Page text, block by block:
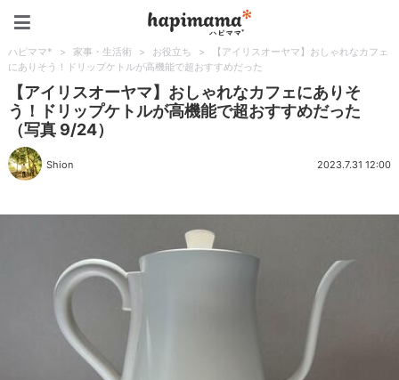
ハピママ* > 家事・生活術 > お役立ち >
【アイリスオーヤマ】おしゃれなカフェ
にありそう！ドリップケトルが高機能で超おすすめだった
【アイリスオーヤマ】おしゃれなカフェにありそ
う！ドリップケトルが高機能で超おすすめだった
（写真 9/24）
Shion 2023.7.31 12:00